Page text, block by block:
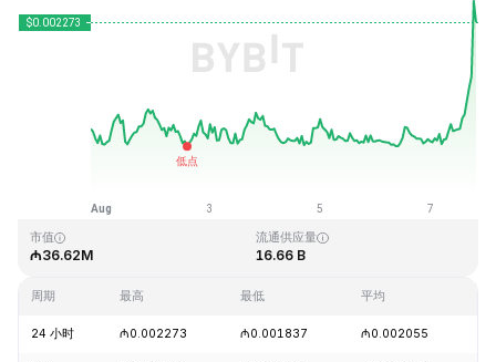
最近更新时间：2026-08-07 19:31 (GMT+0)
₼0.001460
市值
₼36.62M
流通供应量
16.66 B
周期 最高 最低 平均
24 小时 ₼0.002273 ₼0.001837 ₼0.002055